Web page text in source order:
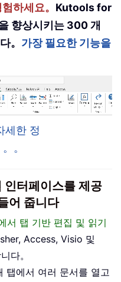
하세요。 Kutools for
향상시키는 300 개
。 가장 필요한 기능을
세한 정
。
터페이스를 제공
어 줍니다
서 탭 기반 편집 및 읽기
Access, Visio 및
다。
탭에서 여러 문서를 열고